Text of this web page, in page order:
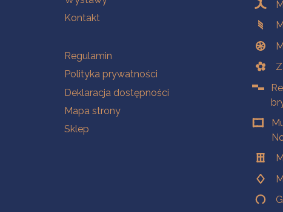
Kontakt
Na skróty
Regulamin
Polityka prywatności
Deklaracja dostępności
Mapa strony
Sklep